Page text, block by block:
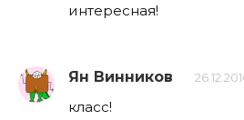
интересная!
Ян Винников
класс!